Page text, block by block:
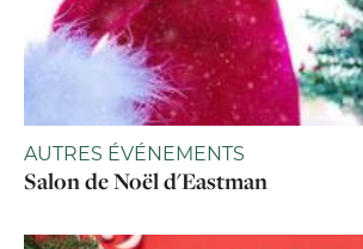
AUTRES ÉVÉNEMENTS
Salon de Noël d'Eastman